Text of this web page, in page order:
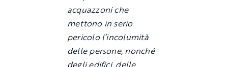
acquazzoni che
mettono in serio
pericolo l’incolumità
delle persone, nonché